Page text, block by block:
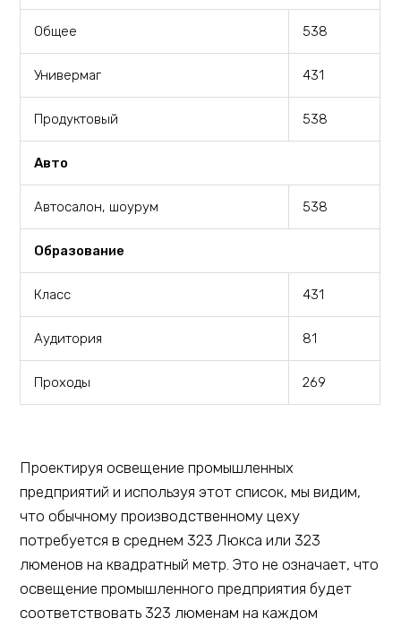
Общее 538
Универмаг 431
Продуктовый 538
Авто
Автосалон, шоурум 538
Образование
Класс 431
Аудитория 81
Проходы 269
Проектируя освещение промышленных
предприятий и используя этот список, мы видим,
что обычному производственному цеху
потребуется в среднем 323 Люкса или 323
люменов на квадратный метр. Это не означает, что
освещение промышленного предприятия будет
соответствовать 323 люменам на каждом